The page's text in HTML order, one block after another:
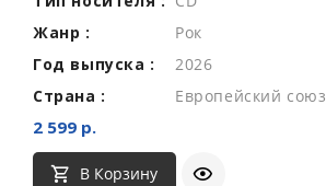
Жанр :
Рок
Год выпуска :
2026
Страна :
Европейский союз
2 599 р.
В Корзину